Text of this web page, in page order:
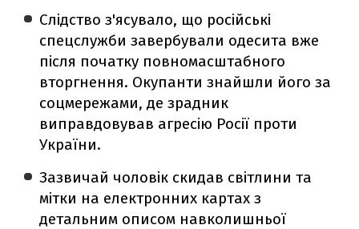
Слідство з'ясувало, що російські
спецслужби завербували одесита вже
після початку повномасштабного
вторгнення. Окупанти знайшли його за
соцмережами, де зрадник
виправдовував агресію Росії проти
України.
Зазвичай чоловік скидав світлини та
мітки на електронних картах з
детальним описом навколишньої